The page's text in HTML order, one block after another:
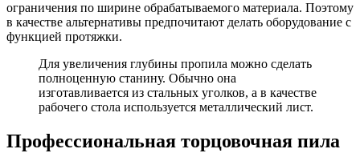
ограничения по ширине обрабатываемого материала. Поэтому
в качестве альтернативы предпочитают делать оборудование с
функцией протяжки.
Для увеличения глубины пропила можно сделать
полноценную станину. Обычно она
изготавливается из стальных уголков, а в качестве
рабочего стола используется металлический лист.
Профессиональная торцовочная пила